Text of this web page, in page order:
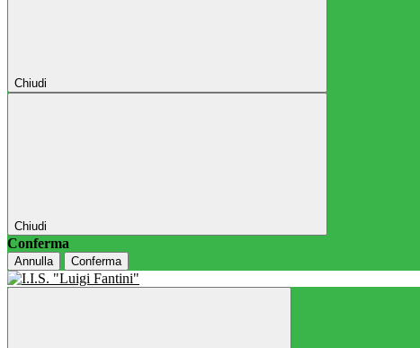
Chiudi
Chiudi
Conferma
Annulla Conferma